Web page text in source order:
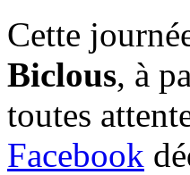
Cette
Biclous, à
toutes
Facebook